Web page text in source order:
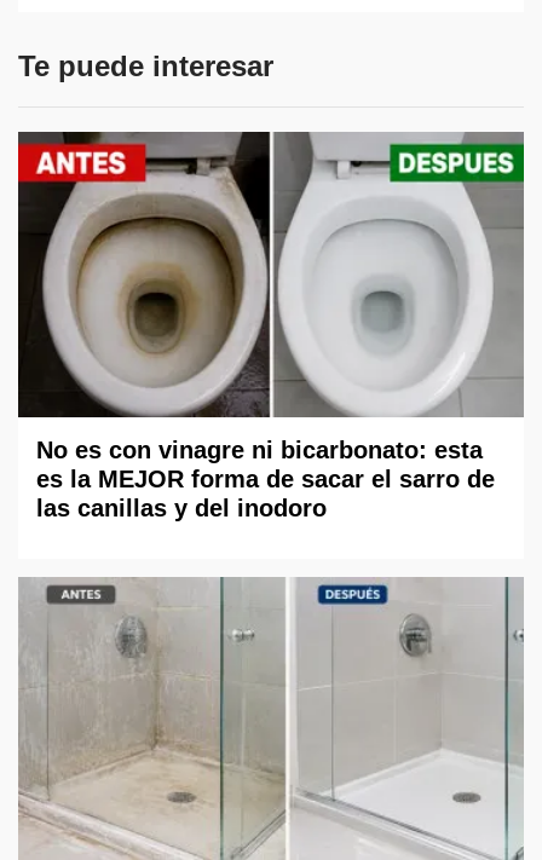
Te puede interesar
No es con vinagre ni bicarbonato: esta
es la MEJOR forma de sacar el sarro de
las canillas y del inodoro